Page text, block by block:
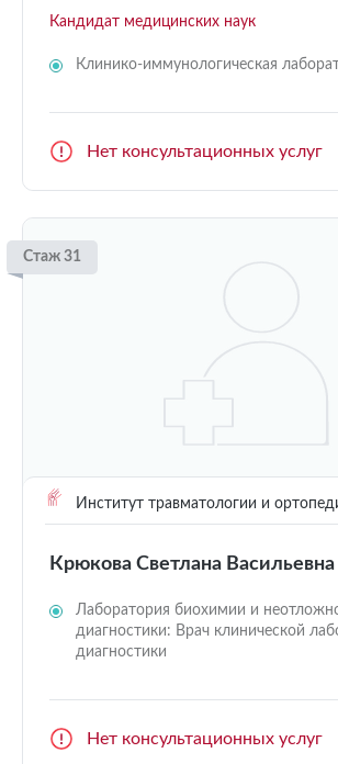
Кандидат медицинских наук
Клинико-иммунологическая
Нет консультационных услуг
Стаж 31
Институт травматологии и
Крюкова Светлана Васильевна
Лаборатория биохимии и
диагностики: Врач клинической
диагностики
Нет консультационных услуг